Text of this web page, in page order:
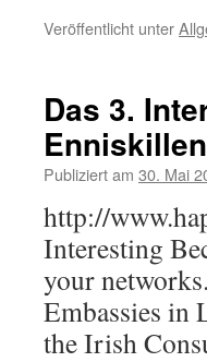
Veröffentlicht unter
Das 3.
Enniskillen
Publiziert am 30. Mai
http://
Interesting
your
Embassies in
the Irish